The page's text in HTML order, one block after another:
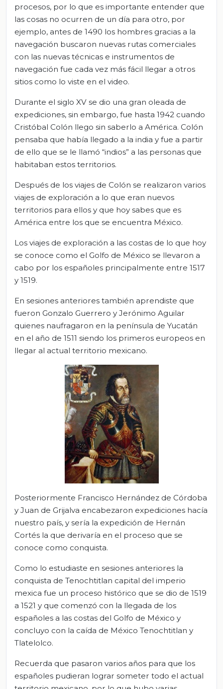
procesos, por lo que es importante entender que
las cosas no ocurren de un día para otro, por
ejemplo, antes de 1490 los hombres gracias a la
navegación buscaron nuevas rutas comerciales
con las nuevas técnicas e instrumentos de
navegación fue cada vez más fácil llegar a otros
sitios como lo viste en el video.
Durante el siglo XV se dio una gran oleada de
expediciones, sin embargo, fue hasta 1942 cuando
Cristóbal Colón llego sin saberlo a América. Colón
pensaba que había llegado a la india y fue a partir
de ello que se le llamó “indios” a las personas que
habitaban estos territorios.
Después de los viajes de Colón se realizaron varios
viajes de exploración a lo que eran nuevos
territorios para ellos y que hoy sabes que es
América entre los que se encuentra México.
Los viajes de exploración a las costas de lo que hoy
se conoce como el Golfo de México se llevaron a
cabo por los españoles principalmente entre 1517
y 1519.
En sesiones anteriores también aprendiste que
fueron Gonzalo Guerrero y Jerónimo Aguilar
quienes naufragaron en la península de Yucatán
en el año de 1511 siendo los primeros europeos en
llegar al actual territorio mexicano.
Posteriormente Francisco Hernández de Córdoba
y Juan de Grijalva encabezaron expediciones hacía
nuestro país, y sería la expedición de Hernán
Cortés la que derivaría en el proceso que se
conoce como conquista.
Como lo estudiaste en sesiones anteriores la
conquista de Tenochtitlan capital del imperio
mexica fue un proceso histórico que se dio de 1519
a 1521 y que comenzó con la llegada de los
españoles a las costas del Golfo de México y
concluyo con la caída de México Tenochtitlan y
Tlatelolco.
Recuerda que pasaron varios años para que los
españoles pudieran lograr someter todo el actual